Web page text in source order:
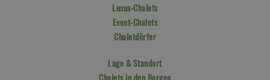
Luxus-Chalets
Event-Chalets
Chaletdörfer
Lage & Standort
Chalets in den Bergen